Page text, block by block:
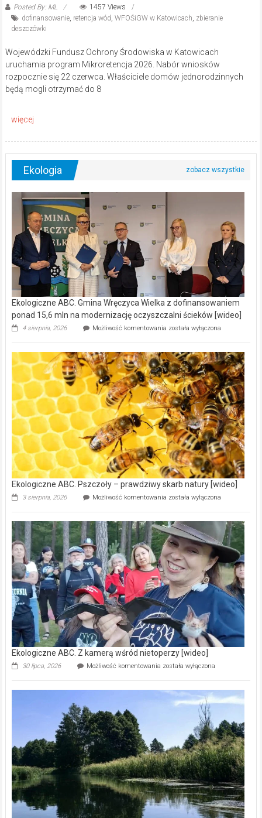
Posted By: ML
1457 Views
dofinansowanie, retencja wód, WFOŚiGW w Katowicach, zbieranie
deszczówki
Wojewódzki Fundusz Ochrony Środowiska w Katowicach
uruchamia program Mikroretencja 2026. Nabór wniosków
rozpocznie się 22 czerwca. Właściciele domów jednorodzinnych
będą mogli otrzymać do 8
Ekologia
Ekologiczne ABC. Gmina Wręczyca Wielka z dofinansowaniem
ponad 15,6 mln na modernizację oczyszczalni ścieków [wideo]
4 sierpnia, 2026 Możliwość komentowania Ekologiczne
Wręczyca
Wielka
z
dofinansowaniem
ponad
15,6
mln
na
modernizację
oczyszczalni
ścieków
[wideo]
została wyłączona
Ekologiczne ABC. Pszczoły – prawdziwy skarb natury [wideo]
3 sierpnia, 2026 Możliwość komentowania Ekologiczne
–
prawdziwy
skarb
natury
[wideo]
została wyłączona
Ekologiczne ABC. Z kamerą wśród nietoperzy [wideo]
30 lipca, 2026 Możliwość komentowania Ekologiczne
kamerą
wśród
została wyłączona